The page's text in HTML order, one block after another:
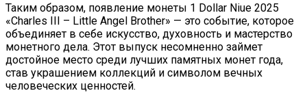
Таким образом, появление монеты 1 Dollar Niue 2025
«Charles III – Little Angel Brother» — это событие, которое
объединяет в себе искусство, духовность и мастерство
монетного дела. Этот выпуск несомненно займет
достойное место среди лучших памятных монет года,
став украшением коллекций и символом вечных
человеческих ценностей.